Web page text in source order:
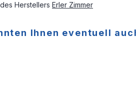
Herstellers Erler Zimmer
Ihnen eventuell